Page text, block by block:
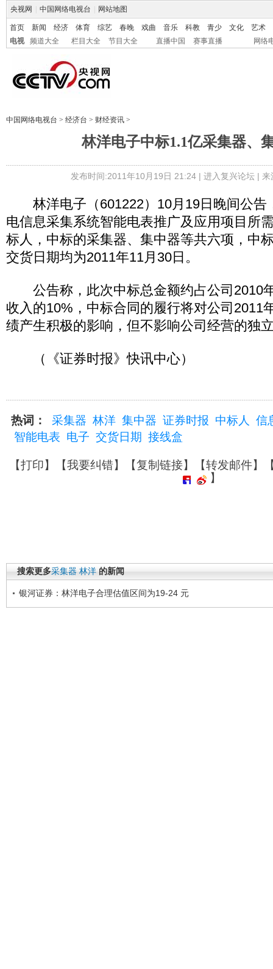
央视网 中国网络电视台 网站地图
首页 新闻 经济 体育 综艺 春晚 戏曲 音乐 科教 青少 文化
艺术
电视
频道大全 栏目大全 节目大全 直播中国 赛事直播 网络
中国网络电视台 > 经济台 > 财经资讯 >
林洋电子中标1.1亿采集器、
发布时间:2011年10月19日 21:24 | 进入复兴论坛| 来
林洋电子（601222）10月19日晚间公告
电信息采集系统智能电表推广及应用项目所
标人，中标的采集器、集中器等共六项，中
交货日期均为2011年11月30日。
公告称，此次中标总金额约占公司2010
收入的10%，中标合同的履行将对公司2011
绩产生积极的影响，但不影响公司经营的独
（《证券时报》快讯中心）
热词： 采集器 林洋 集中器 证券时报 中标人
信
智能电表 电子 交货日期 接线盒
【打印】【我要纠错】【复制链接】【转发邮件】
】
搜索更多采集器 林洋 的新闻
银河证券：林洋电子合理估值区间为19-24 元